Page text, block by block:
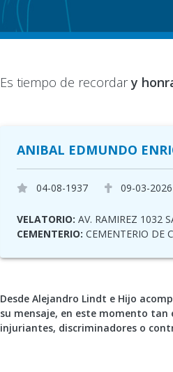
Es tiempo de recordary
ANIBAL EDMUNDO
04-08-1937 09-03-2026
VELATORIO: AV. RAMIREZ 1032
CEMENTERIO: CEMENTERIO DE
Desde Alejandro Lindt e Hijo
su mensaje, en este momento tan
injuriantes, discriminadores o